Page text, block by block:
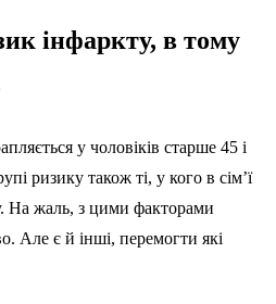
інфаркту, в тому
у чоловіків старше 45 і
ризику також ті, у кого в сім’ї
На жаль, з цими факторами
Але є й інші, перемогти які